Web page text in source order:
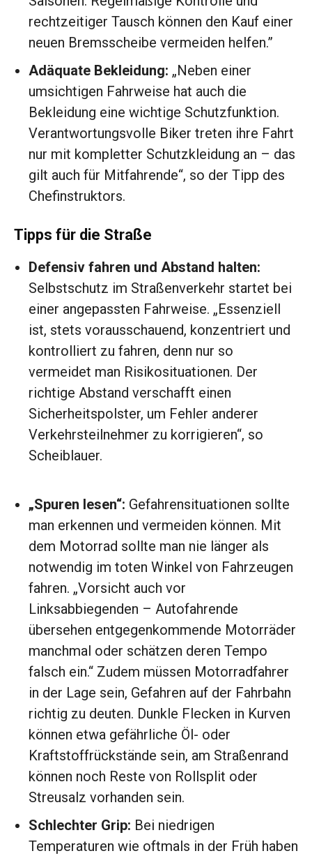
rechtzeitiger Tausch können den Kauf einer
neuen Bremsscheibe vermeiden helfen.”
Adäquate Bekleidung: „Neben einer
umsichtigen Fahrweise hat auch die
Bekleidung eine wichtige Schutzfunktion.
Verantwortungsvolle Biker treten ihre Fahrt
nur mit kompletter Schutzkleidung an – das
gilt auch für Mitfahrende“, so der Tipp des
Chefinstruktors.
Tipps für die Straße
Defensiv fahren und Abstand halten:
Selbstschutz im Straßenverkehr startet bei
einer angepassten Fahrweise. „Essenziell
ist, stets vorausschauend, konzentriert und
kontrolliert zu fahren, denn nur so
vermeidet man Risikosituationen. Der
richtige Abstand verschafft einen
Sicherheitspolster, um Fehler anderer
Verkehrsteilnehmer zu korrigieren“, so
Scheiblauer.
„Spuren lesen“: Gefahrensituationen sollte
man erkennen und vermeiden können. Mit
dem Motorrad sollte man nie länger als
notwendig im toten Winkel von Fahrzeugen
fahren. „Vorsicht auch vor
Linksabbiegenden – Autofahrende
übersehen entgegenkommende Motorräder
manchmal oder schätzen deren Tempo
falsch ein.“ Zudem müssen Motorradfahrer
in der Lage sein, Gefahren auf der Fahrbahn
richtig zu deuten. Dunkle Flecken in Kurven
können etwa gefährliche Öl- oder
Kraftstoffrückstände sein, am Straßenrand
können noch Reste von Rollsplit oder
Streusalz vorhanden sein.
Schlechter Grip: Bei niedrigen
Temperaturen wie oftmals in der Früh haben